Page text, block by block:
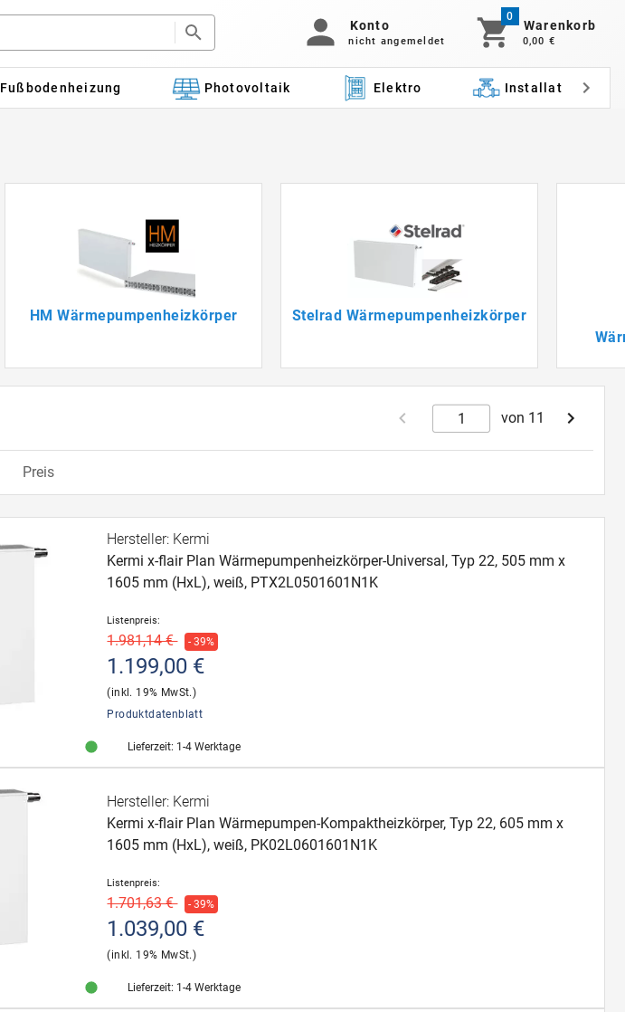
Konto
nicht angemeldet
0
Warenkorb
0,00 €
Fußbodenheizung Photovoltaik Elektro Installation
HM Wärmepumpenheizkörper
Stelrad Wärmepumpenheizkörper
von 11
Preis
Hersteller: Kermi
Kermi x-flair Plan Wärmepumpenheizkörper-Universal, Typ 22, 505 mm x
1605 mm (HxL), weiß, PTX2L0501601N1K
Listenpreis:
1.981,14 € - 39%
1.199,00 €
(inkl. 19% MwSt.)
Produktdatenblatt
Lieferzeit: 1-4 Werktage
Hersteller: Kermi
Kermi x-flair Plan Wärmepumpen-Kompaktheizkörper, Typ 22, 605 mm x
1605 mm (HxL), weiß, PK02L0601601N1K
Listenpreis:
1.701,63 € - 39%
1.039,00 €
(inkl. 19% MwSt.)
Lieferzeit: 1-4 Werktage